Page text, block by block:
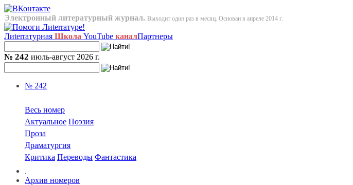
Электронный литературный журнал. Выходит один раз в месяц. Основан в апреле 2014 г.
Лиterraтурная Школа YouTube каналПартнеры
№ 242 июль-август 2026 г.
№ 242
Весь номер
Актуальное Поэзия
Проза
Драматургия
Критика Переводы Фантастика
.
Архив номеров